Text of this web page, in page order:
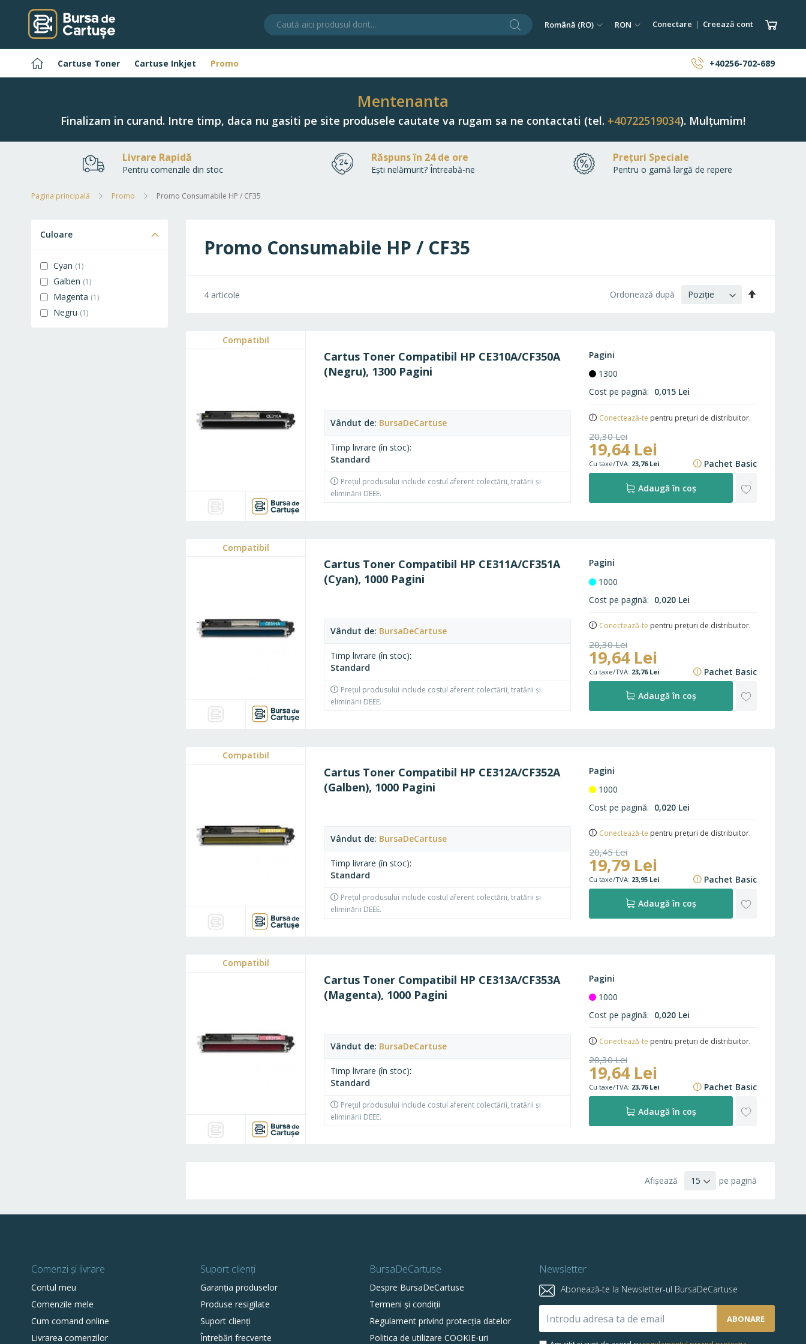
Navigați
la
Conținut
CăutareLimba
Română (RO) Monedă
RON Conectare Creează cont Coșul
PaginaCartuse Toner Cartuse Inkjet Promo +40256-702-689
Mentenanta
Finalizam in curand. Intre timp, daca nu gasiti pe site produsele cautate va rugam sa ne contactati (tel. +40722519034). Mulțumim!
Livrare Rapidă
Pentru comenzile din stoc
Răspuns în 24 de ore
Ești nelămurit? Întreabă-ne
Prețuri Speciale
Pentru o gamă largă de repere
Pagina principală Promo Promo Consumabile HP / CF35
Promo Consumabile HP / CF35
4 articole Ordonează după
Compatibil
Cartus Toner Compatibil HP CE310A/CF350A
(Negru), 1300 Pagini
Vândut de BursaDeCartuse
Timp livrare (în stoc)
Standard
Prețul produsului include costul aferent colectării, tratării și
eliminării DEEE.
Pagini
1300
Cost pe pagină
0,015 Lei
Conectează-te pentru prețuri de distribuitor.
20,30 Lei
24,56 Lei
19,64 Lei
23,76 Lei Pachet Basic
Adaugă în coș
Compatibil
Cartus Toner Compatibil HP CE311A/CF351A
(Cyan), 1000 Pagini
Vândut de BursaDeCartuse
Timp livrare (în stoc)
Standard
Prețul produsului include costul aferent colectării, tratării și
eliminării DEEE.
Pagini
1000
Cost pe pagină
0,020 Lei
Conectează-te pentru prețuri de distribuitor.
20,30 Lei
24,56 Lei
19,64 Lei
23,76 Lei Pachet Basic
Adaugă în coș
Compatibil
Cartus Toner Compatibil HP CE312A/CF352A
(Galben), 1000 Pagini
Vândut de BursaDeCartuse
Timp livrare (în stoc)
Standard
Prețul produsului include costul aferent colectării, tratării și
eliminării DEEE.
Pagini
1000
Cost pe pagină
0,020 Lei
Conectează-te pentru prețuri de distribuitor.
20,45 Lei
24,74 Lei
19,79 Lei
23,95 Lei Pachet Basic
Adaugă în coș
Compatibil
Cartus Toner Compatibil HP CE313A/CF353A
(Magenta), 1000 Pagini
Vândut de BursaDeCartuse
Timp livrare (în stoc)
Standard
Prețul produsului include costul aferent colectării, tratării și
eliminării DEEE.
Pagini
1000
Cost pe pagină
0,020 Lei
Conectează-te pentru prețuri de distribuitor.
20,30 Lei
24,56 Lei
19,64 Lei
23,76 Lei Pachet Basic
Adaugă în coș
Afișează
pe pagină
Culoare
Cyan 1
Galben 1
Magenta 1
Negru 1
Comenzi și livrare
Contul meu
Comenzile mele
Cum comand online
Livrarea comenzilor
Suport clienți
Garanția produselor
Produse resigilate
Suport clienți
Întrebări frecvente
BursaDeCartuse
Despre BursaDeCartuse
Termeni și condiții
Regulament privind protecția datelor
Politica de utilizare COOKIE-uri
Newsletter
Abonează-te la Newsletter-ul BursaDeCartuse
Abonează-
la
ABONARE